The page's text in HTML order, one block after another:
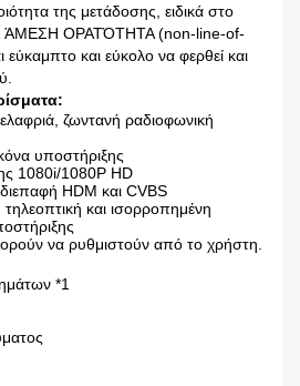
της μετάδοσης, ειδικά στο
ΆΜΕΣΗ ΟΡΑΤΌΤΗΤΑ (non-line-of-
εύκαμπτο και εύκολο να φερθεί και
ζωντανή ραδιοφωνική
υποστήριξης
1080i/1080P HD
HDM και CVBS
και ισορροπημένη
να ρυθμιστούν από το χρήστη.
*1